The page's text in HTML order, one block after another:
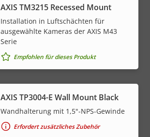
AXIS TM3215 Recessed Mount
Installation in Luftschächten für
ausgewählte Kameras der AXIS M43
Serie
Empfohlen für dieses Produkt
AXIS TP3004-E Wall Mount Black
Wandhalterung mit 1,5"-NPS-Gewinde
Erfordert zusätzliches Zubehör